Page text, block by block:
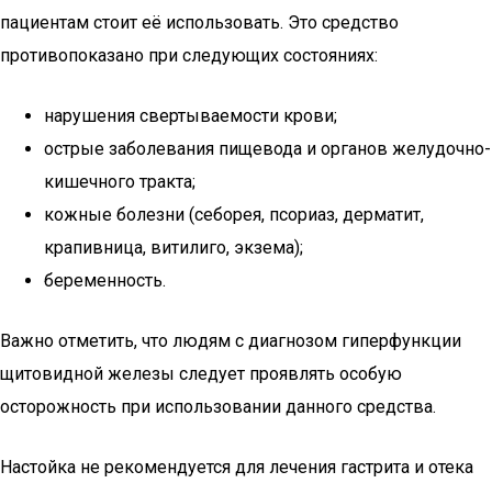
пациентам стоит её использовать. Это средство
противопоказано при следующих состояниях:
нарушения свертываемости крови;
острые заболевания пищевода и органов желудочно-
кишечного тракта;
кожные болезни (себорея, псориаз, дерматит,
крапивница, витилиго, экзема);
беременность.
Важно отметить, что людям с диагнозом гиперфункции
щитовидной железы следует проявлять особую
осторожность при использовании данного средства.
Настойка не рекомендуется для лечения гастрита и отека